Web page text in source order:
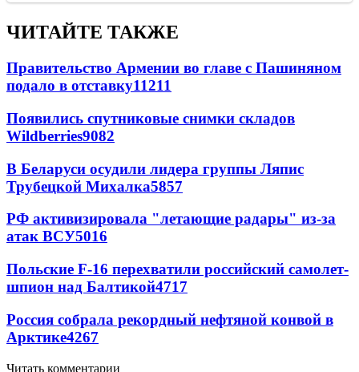
ЧИТАЙТЕ ТАКЖЕ
Правительство Армении во главе с Пашиняном
подало в отставку11211
Появились спутниковые снимки складов
Wildberries9082
В Беларуси осудили лидера группы Ляпис
Трубецкой Михалка5857
РФ активизировала "летающие радары" из-за
атак ВСУ5016
Польские F-16 перехватили российский самолет-
шпион над Балтикой4717
Россия собрала рекордный нефтяной конвой в
Арктике4267
Читать комментарии